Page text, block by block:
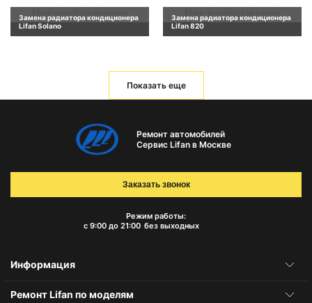
Замена радиатора кондиционера
Lifan Solano
Замена радиатора кондиционера
Lifan 820
Показать еще
Ремонт автомобилей
Сервис Lifan в Москве
Режим работы:
с 9:00 до 21:00 без выходных
Заказать звонок
Информация
Ремонт Lifan по моделям